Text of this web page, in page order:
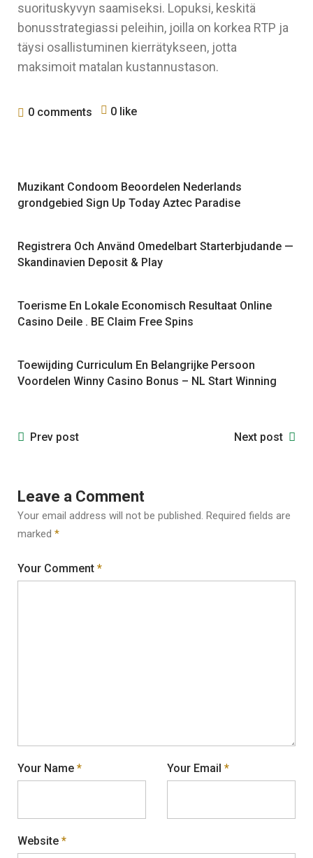
suorituskyvyn saamiseksi. Lopuksi, keskitä
bonusstrategiassi peleihin, joilla on korkea RTP ja
täysi osallistuminen kierrätykseen, jotta
maksimoit matalan kustannustason.
0 comments 0 like
Muzikant Condoom Beoordelen Nederlands
grondgebied Sign Up Today Aztec Paradise
Registrera Och Använd Omedelbart Starterbjudande —
Skandinavien Deposit & Play
Toerisme En Lokale Economisch Resultaat Online
Casino Deile . BE Claim Free Spins
Toewijding Curriculum En Belangrijke Persoon
Voordelen Winny Casino Bonus – NL Start Winning
Prev post Next post
Leave a Comment
Your email address will not be published. Required fields are
marked *
Your Comment *
Your Name * Your Email *
Website *